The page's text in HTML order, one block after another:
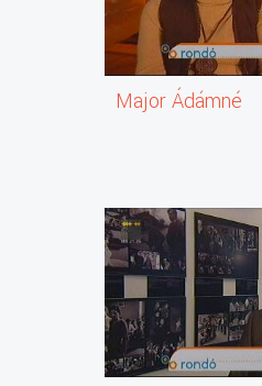
Major Ádámné